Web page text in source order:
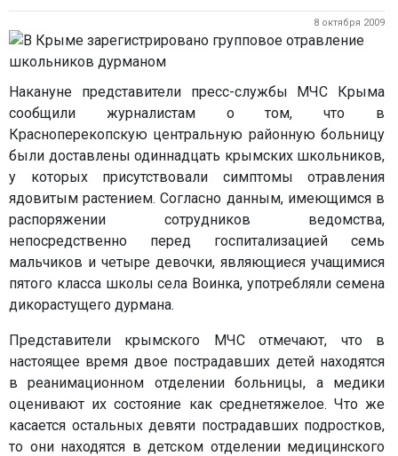
8 октября 2009
Накануне представители пресс-службы МЧС Крыма
сообщили журналистам о том, что в
Красноперекопскую центральную районную больницу
были доставлены одиннадцать крымских школьников,
у которых присутствовали симптомы отравления
ядовитым растением. Согласно данным, имеющимся в
распоряжении сотрудников ведомства,
непосредственно перед госпитализацией семь
мальчиков и четыре девочки, являющиеся учащимися
пятого класса школы села Воинка, употребляли семена
дикорастущего дурмана.
Представители крымского МЧС отмечают, что в
настоящее время двое пострадавших детей находятся
в реанимационном отделении больницы, а медики
оценивают их состояние как среднетяжелое. Что же
касается остальных девяти пострадавших подростков,
то они находятся в детском отделении медицинского